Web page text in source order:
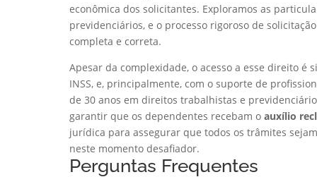
econômica dos solicitantes. Exploramos as
previdenciários, e o processo rigoroso de
completa e correta.
Apesar da complexidade, o acesso a esse direito
INSS, e, principalmente, com o suporte de
de 30 anos em direitos trabalhistas e
garantir que os dependentes recebam o auxílio
jurídica para assegurar que todos os trâmites
neste momento desafiador.
Perguntas Frequentes